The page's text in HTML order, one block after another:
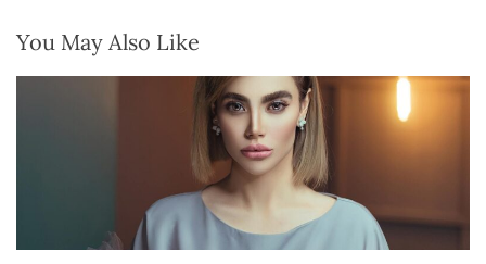
You May Also Like